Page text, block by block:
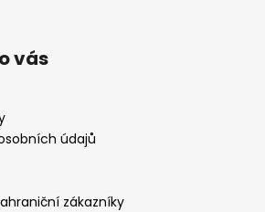
vás
údajů
zákazníky